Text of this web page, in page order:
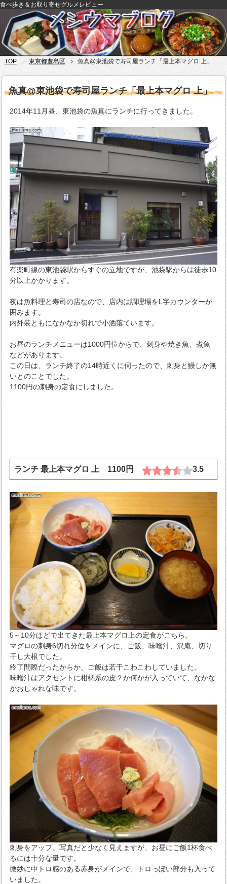
食べ歩き＆お取り寄せグルメレビュー
TOP 東京都豊島区 魚真@東池袋で寿司屋ランチ「最上本マグロ 上」
魚真@東池袋で寿司屋ランチ「最上本マグロ 上」
2014年11月昼、東池袋の魚真にランチに行ってきました。
有楽町線の東池袋駅からすぐの立地ですが、池袋駅からは徒歩10
分以上かかります。
夜は魚料理と寿司の店なので、店内は調理場をL字カウンターが
囲みます。
内外装ともになかなか切れで小洒落ています。
お昼のランチメニューは1000円位からで、刺身や焼き魚、煮魚
などがあります。
この日は、ランチ終了の14時近くに伺ったので、刺身と鰻しか無
いとのことでした。
1100円の刺身の定食にしました。
ランチ 最上本マグロ 上 1100円 3.5
5～10分ほどで出てきた最上本マグロ上の定食がこちら。
マグロの刺身6切れ分位をメインに、ご飯、味噌汁、沢庵、切り
干し大根でした。
終了間際だったからか、ご飯は若干こわこわしていました。
味噌汁はアクセントに柑橘系の皮？か何かが入っていて、なかな
かおしゃれな味です。
刺身をアップ。写真だと少なく見えますが、お昼にご飯1杯食べ
るには十分な量です。
微妙に中トロ感のある赤身がメインで、トロっぽい部分も入って
いました。